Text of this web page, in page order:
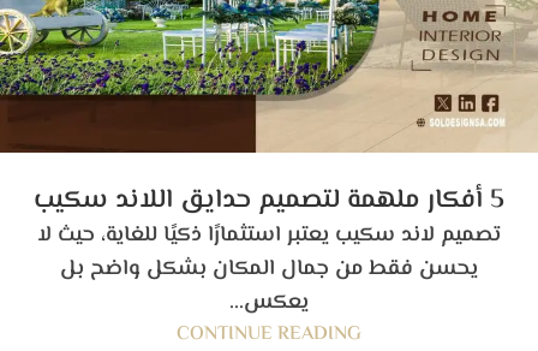
5 أفكار ملهمة لتصميم حدايق اللاند سكيب
تصميم لاند سكيب يعتبر استثمارًا ذكيًا للغاية، حيث لا
يحسن فقط من جمال المكان بشكل واضح بل
يعكس...
CONTINUE READING